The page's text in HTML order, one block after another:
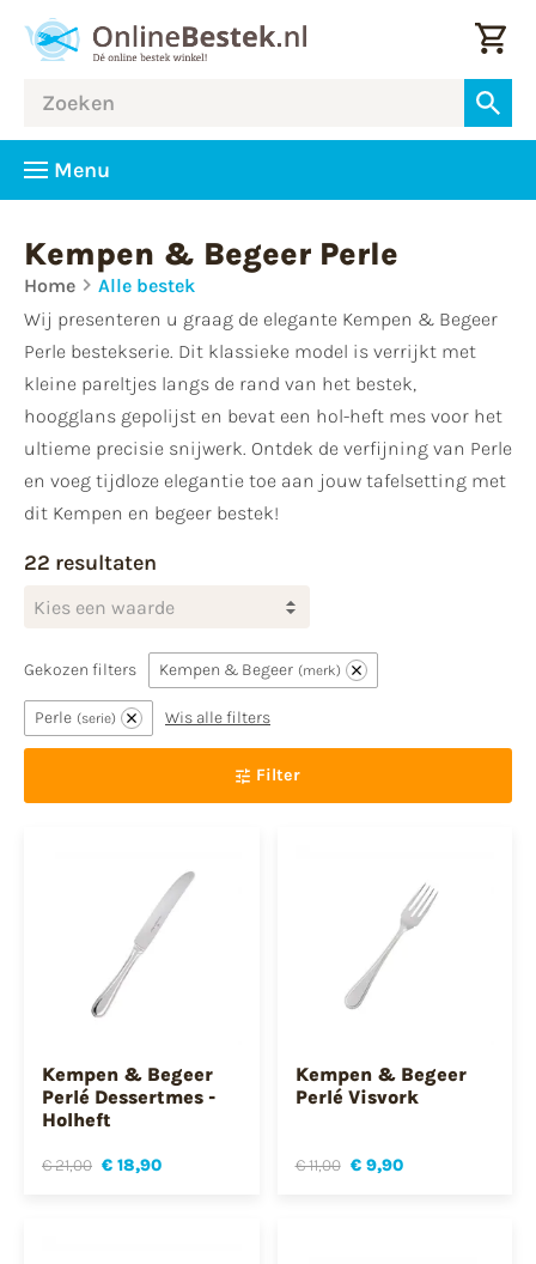
Menu
Kempen & Begeer Perle
Home
Alle bestek
Wij presenteren u graag de elegante Kempen & Begeer
Perle bestekserie. Dit klassieke model is verrijkt met
kleine pareltjes langs de rand van het bestek,
hoogglans gepolijst en bevat een hol-heft mes voor het
ultieme precisie snijwerk. Ontdek de verfijning van Perle
en voeg tijdloze elegantie toe aan jouw tafelsetting met
dit Kempen en begeer bestek!
22 resultaten
Kies een waarde
Gekozen filters Kempen & Begeer merk
Perle serie Wis alle filters
Filter
Kempen & Begeer
Perlé Dessertmes -
Holheft
€ 21,00 € 18,90
Kempen & Begeer
Perlé Visvork
€ 11,00 € 9,90